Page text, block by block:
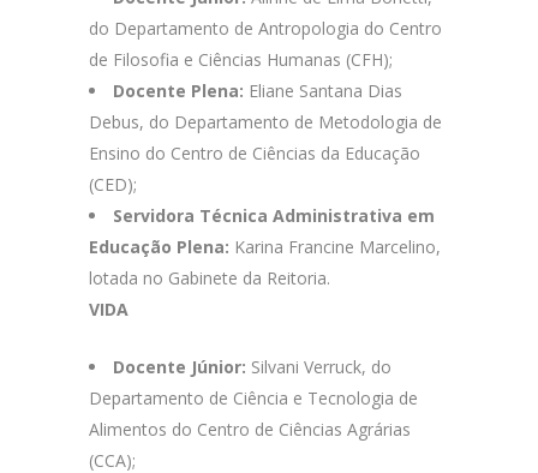
do Departamento de Antropologia do Centro
de Filosofia e Ciências Humanas (CFH);
Docente Plena: Eliane Santana Dias
Debus, do Departamento de Metodologia de
Ensino do Centro de Ciências da Educação
(CED);
Servidora Técnica Administrativa em
Educação Plena: Karina Francine Marcelino,
lotada no Gabinete da Reitoria.
VIDA
Docente Júnior: Silvani Verruck, do
Departamento de Ciência e Tecnologia de
Alimentos do Centro de Ciências Agrárias
(CCA);